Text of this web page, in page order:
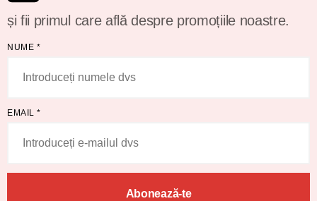
și fii primul care află despre promoțiile noastre.
NUME *
EMAIL *
Abonează-te